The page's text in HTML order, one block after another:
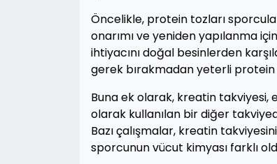
Öncelikle, protein tozları
onarımı ve yeniden yapılanma
ihtiyacını doğal besinlerden
gerek bırakmadan yeterli protein
Buna ek olarak, kreatin takviyesi,
olarak kullanılan bir diğer
Bazı çalışmalar, kreatin
sporcunun vücut kimyası farklı